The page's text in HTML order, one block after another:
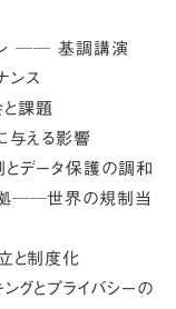
── 基調講演
ス
課題
与える影響
ータ保護の調和
──世界の規制当
と制度化
とプライバシーの